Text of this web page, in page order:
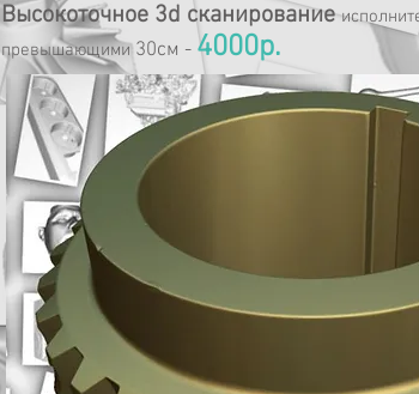
Высокоточное 3d сканирование
превышающими30см - 4000р.